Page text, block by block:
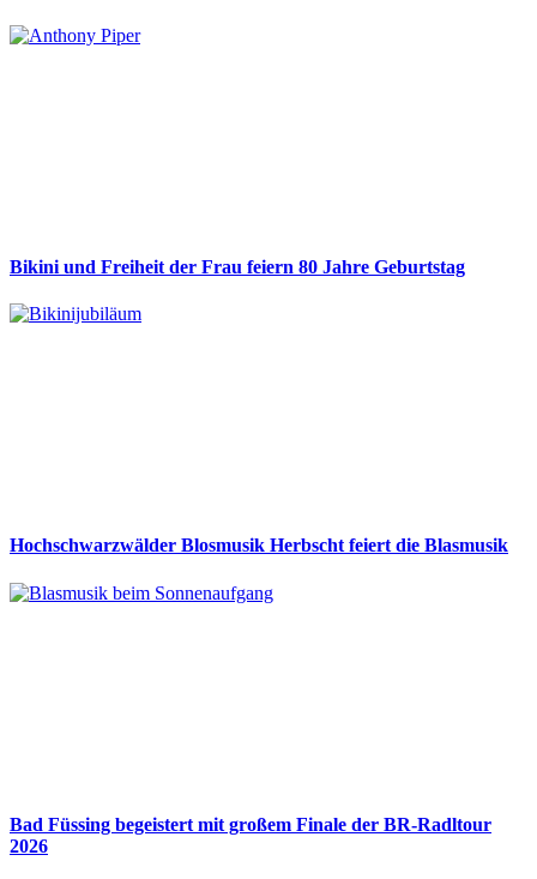
Bikini und Freiheit der Frau feiern 80 Jahre Geburtstag
Hochschwarzwälder Blosmusik Herbscht feiert die Blasmusik
Bad Füssing begeistert mit großem Finale der BR-Radltour
2026